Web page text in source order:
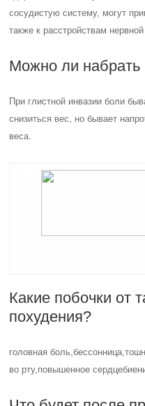
сосудистую систему, могут
также к расстройствам
Можно ли набрать
При глистной инвазии боли
снизиться вес, но бывает
веса.
Какие побочки от
похудения?
головная
во рту,повышенное